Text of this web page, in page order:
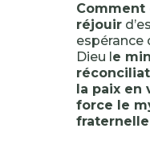
Comment
réjouir
espérance
Dieu le
la paix en
force le
fraternelle